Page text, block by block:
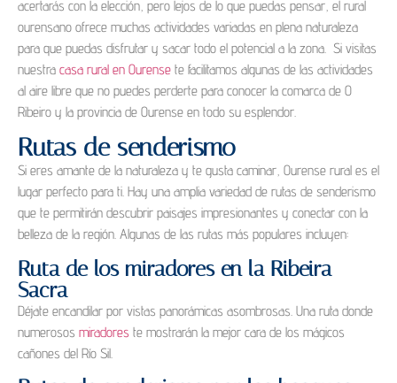
acertarás con la elección, pero lejos de lo que puedas pensar, el rural
ourensano ofrece muchas actividades variadas en plena naturaleza
para que puedas disfrutar y sacar todo el potencial a la zona. Si visitas
nuestra casa rural en Ourense te facilitamos algunas de las actividades
al aire libre que no puedes perderte para conocer la comarca de O
Ribeiro y la provincia de Ourense en todo su esplendor.
Rutas de senderismo
Si eres amante de la naturaleza y te gusta caminar, Ourense rural es el
lugar perfecto para ti. Hay una amplia variedad de rutas de senderismo
que te permitirán descubrir paisajes impresionantes y conectar con la
belleza de la región. Algunas de las rutas más populares incluyen:
Ruta de los miradores en la Ribeira
Sacra
Déjate encandilar por vistas panorámicas asombrosas. Una ruta donde
numerosos miradores te mostrarán la mejor cara de los mágicos
cañones del Río Sil.